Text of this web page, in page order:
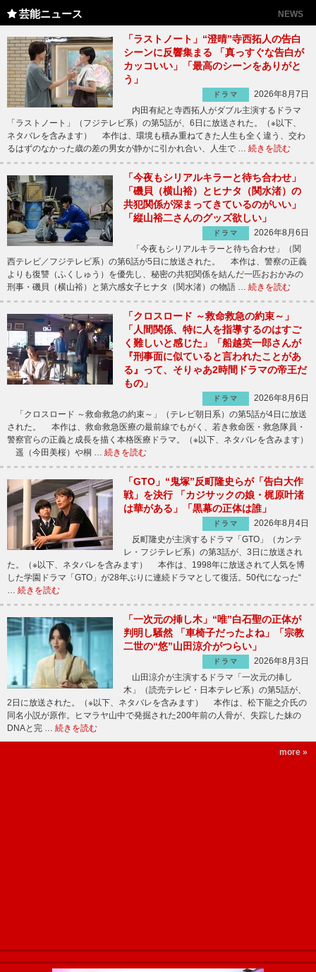
芸能ニュース NEWS
「ラストノート」“澄晴”寺西拓人の告白
シーンに反響集まる 「真っすぐな告白が
カッコいい」「最高のシーンをありがと
う」
ドラマ
2026年8月7日
内田有紀と寺西拓人がダブル主演するドラマ
「ラストノート」（フジテレビ系）の第5話が、6日に放送された。（※以下、
ネタバレを含みます） 本作は、環境も積み重ねてきた人生も全く違う、交わ
るはずのなかった歳の差の男女が静かに引かれ合い、人生で … 続きを読む
「今夜もシリアルキラーと待ち合わせ」
「磯貝（横山裕）とヒナタ（関水渚）の
共犯関係が深まってきているのがいい」
「縦山裕二さんのグッズ欲しい」
ドラマ
2026年8月6日
「今夜もシリアルキラーと待ち合わせ」（関
西テレビ／フジテレビ系）の第6話が5日に放送された。 本作は、警察の正義
よりも復讐（ふくしゅう）を優先し、秘密の共犯関係を結んだ一匹おおかみの
刑事・磯貝（横山裕）と第六感女子ヒナタ（関水渚）の物語 … 続きを読む
「クロスロード ～救命救急の約束～」
「人間関係、特に人を指導するのはすご
く難しいと感じた」「船越英一郎さんが
『刑事面に似ていると言われたことがあ
る』って、そりゃあ2時間ドラマの帝王だ
もの」
ドラマ
2026年8月6日
「クロスロード ～救命救急の約束～」（テレビ朝日系）の第5話が4日に放送
された。 本作は、救命救急医療の最前線でもがく、若き救命医・救急隊員・
警察官らの正義と成長を描く本格医療ドラマ。（※以下、ネタバレを含みます）
遥（今田美桜）や桐 … 続きを読む
「GTO」“鬼塚”反町隆史らが「告白大作
戦」を決行 「カジサックの娘・梶原叶渚
は華がある」「黒幕の正体は誰」
ドラマ
2026年8月4日
反町隆史が主演するドラマ「GTO」（カンテ
レ・フジテレビ系）の第3話が、3日に放送され
た。（※以下、ネタバレを含みます） 本作は、1998年に放送されて人気を博
した学園ドラマ「GTO」が28年ぶりに連続ドラマとして復活。50代になった“
… 続きを読む
「一次元の挿し木」“唯”白石聖の正体が
判明し騒然 「車椅子だったよね」「宗教
二世の“悠”山田涼介がつらい」
ドラマ
2026年8月3日
山田涼介が主演するドラマ「一次元の挿し
木」（読売テレビ・日本テレビ系）の第5話が、
2日に放送された。（※以下、ネタバレを含みます） 本作は、松下龍之介氏の
同名小説が原作。ヒマラヤ山中で発掘された200年前の人骨が、失踪した妹の
DNAと完 … 続きを読む
more »